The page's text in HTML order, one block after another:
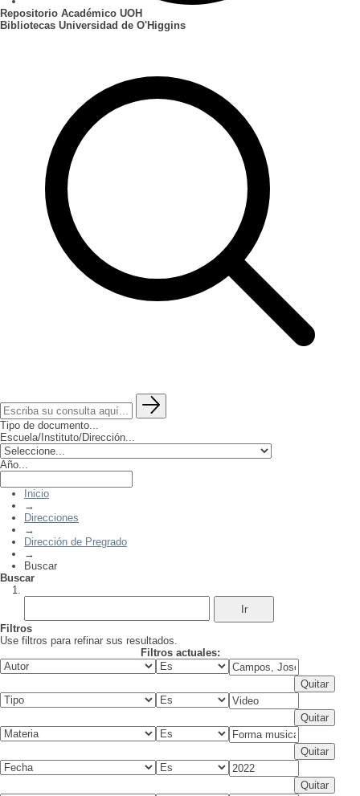
Repositorio Académico UOH
Bibliotecas Universidad de O'Higgins
Tipo de documento...
Escuela/Instituto/Dirección...
Año...
Inicio
→
Direcciones
→
Dirección de Pregrado
→
Buscar
Buscar
Filtros
Use filtros para refinar sus resultados.
Filtros actuales: